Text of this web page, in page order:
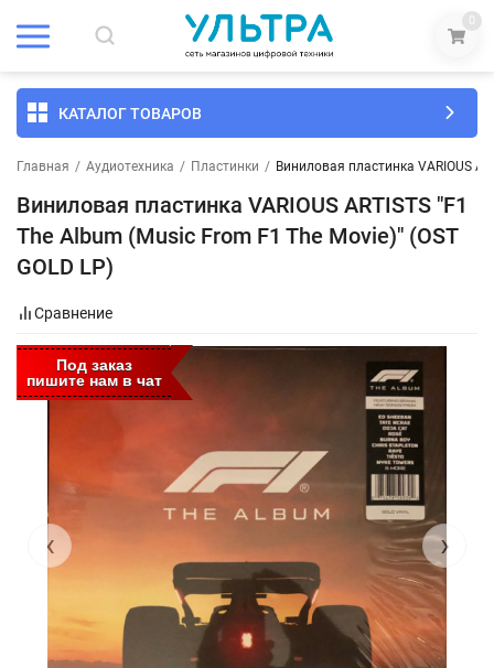
0
КАТАЛОГ ТОВАРОВ
Главная / Аудиотехника / Пластинки / Виниловая пластинка VARIOUS
Виниловая пластинка VARIOUS ARTISTS "F1
The Album (Music From F1 The Movie)" (OST
GOLD LP)
Сравнение
‹ ›
Под заказ
пишите нам в чат